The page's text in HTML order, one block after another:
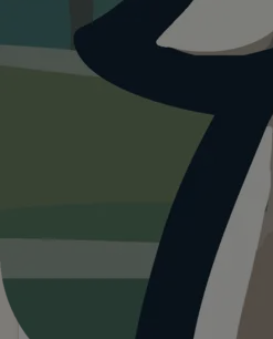
Heute ist für
Wetterdaten:
HINWEIS VON FYNN